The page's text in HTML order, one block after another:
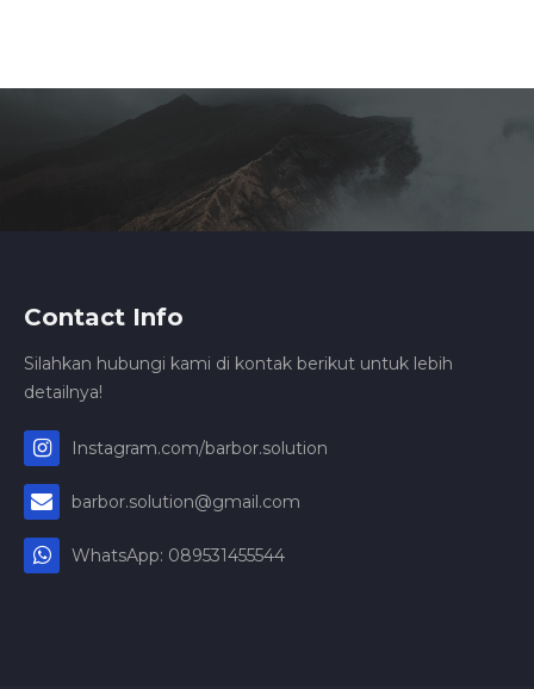
Contact Info
Silahkan hubungi kami di kontak berikut untuk lebih
detailnya!
Instagram.com/barbor.solution
barbor.solution@gmail.com
WhatsApp: 089531455544